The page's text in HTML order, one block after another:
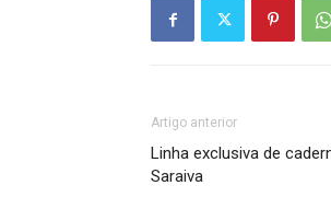
Artigo anterior
Linha exclusiva de
Saraiva